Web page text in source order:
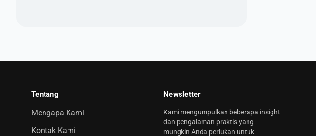
Tentang
Mengapa Kami
Kontak Kami
Newsletter
Kami mengumpulkan beberapa insight
dan pengalaman praktis yang
mungkin Anda perlukan untuk